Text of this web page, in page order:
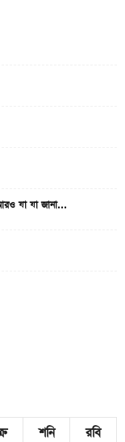
যা যা জানা...
শনি
রবি